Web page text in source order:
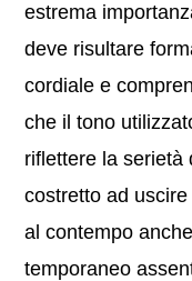
estrema
deve risultare
cordiale e
che il tono
riflettere la serietà
costretto ad
al contempo
temporaneo